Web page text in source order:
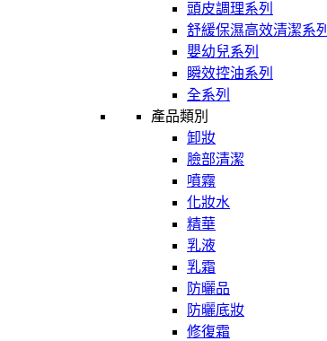
頭皮調理系列
舒緩保濕高效清潔系列
嬰幼兒系列
瞬效控油系列
全系列
產品類別
卸妝
臉部清潔
噴霧
化妝水
精華
乳液
乳霜
防曬品
防曬底妝
修復霜